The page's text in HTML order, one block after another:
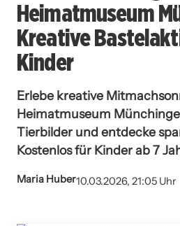
Heimatmuseum
Kreative
Kinder
Erlebe kreative
Heimatmuseum
Tierbilder und entdecke
Kostenlos für Kinder ab 7
Maria Huber10.03.2026, 21:05 Uhr